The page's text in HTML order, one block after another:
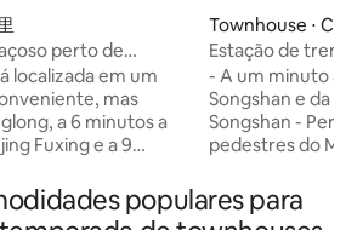
perto de
m²+)
localizada em um
mas
a 6 minutos a
Fuxing e a 9
Liaoning, a 3
Dongfang Beef
Townhouse ⋅
Estação de trem
um minuto a pé /
filmagem / Taipei
/ Passeio no
Street /
Nangang
- A um minuto a
Songshan e da
Songshan - Perto
pedestres do
de lanches de
da Estação
populares para